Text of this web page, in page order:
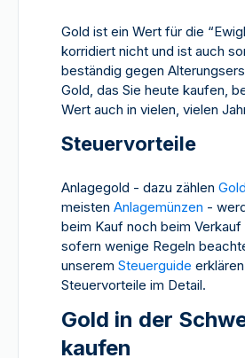
Gold ist ein Wert für die
korridiert nicht und ist auch
beständig gegen
Gold, das Sie heute kaufen,
Wert auch in vielen, vielen
Steuervorteile
Anlagegold - dazu zählen
meisten Anlagemünzen -
beim Kauf noch beim
sofern wenige Regeln
unserem Steuerguide
Steuervorteile im Detail.
Gold in der
kaufen